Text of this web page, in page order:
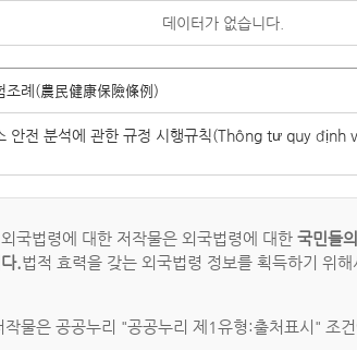
데이터가 없습니다.
조례(農民健康保險條例)
안전 분석에 관한 규정 시행규칙(Thông tư quy
국법령에 대한 저작물은 외국법령에 대한 국민들
.법적 효력을 갖는 외국법령 정보를 획득하기 위
작물은 공공누리 "공공누리 제1유형:출처표시" 조